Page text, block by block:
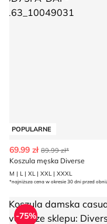
POPULARNE
69.99 zł 89.99 zł*
Koszula męska Diverse
M | L | XL | XXL | XXXL
*najniższa cena w okresie 30 dni przed
damska
-75%